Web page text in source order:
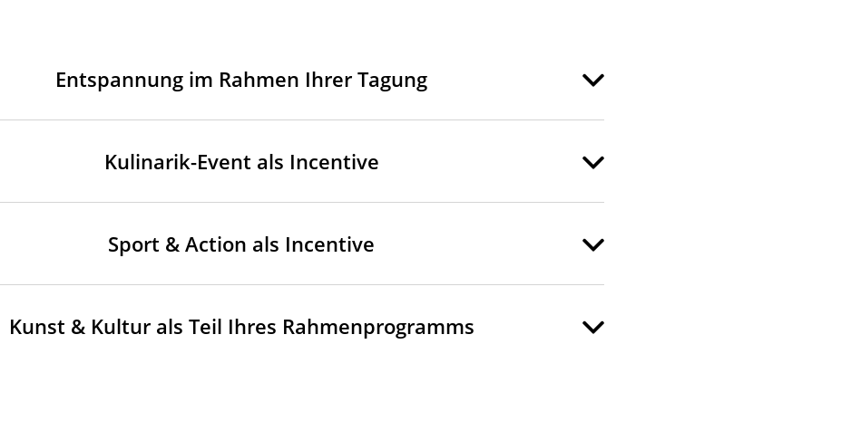
Entspannung im Rahmen Ihrer Tagung
Kulinarik-Event als Incentive
Sport & Action als Incentive
Kunst & Kultur als Teil Ihres Rahmenprogramms